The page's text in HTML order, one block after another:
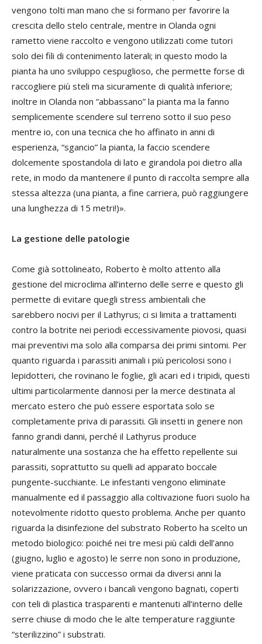
vengono tolti man mano che si formano per favorire la
crescita dello stelo centrale, mentre in Olanda ogni
rametto viene raccolto e vengono utilizzati come tutori
solo dei fili di contenimento laterali; in questo modo la
pianta ha uno sviluppo cespuglioso, che permette forse di
raccogliere più steli ma sicuramente di qualità inferiore;
inoltre in Olanda non “abbassano” la pianta ma la fanno
semplicemente scendere sul terreno sotto il suo peso
mentre io, con una tecnica che ho affinato in anni di
esperienza, “sgancio” la pianta, la faccio scendere
dolcemente spostandola di lato e girandola poi dietro alla
rete, in modo da mantenere il punto di raccolta sempre alla
stessa altezza (una pianta, a fine carriera, può raggiungere
una lunghezza di 15 metri!)».
La gestione delle patologie
Come già sottolineato, Roberto è molto attento alla
gestione del microclima all’interno delle serre e questo gli
permette di evitare quegli stress ambientali che
sarebbero nocivi per il Lathyrus; ci si limita a trattamenti
contro la botrite nei periodi eccessivamente piovosi, quasi
mai preventivi ma solo alla comparsa dei primi sintomi. Per
quanto riguarda i parassiti animali i più pericolosi sono i
lepidotteri, che rovinano le foglie, gli acari ed i tripidi, questi
ultimi particolarmente dannosi per la merce destinata al
mercato estero che può essere esportata solo se
completamente priva di parassiti. Gli insetti in genere non
fanno grandi danni, perché il Lathyrus produce
naturalmente una sostanza che ha effetto repellente sui
parassiti, soprattutto su quelli ad apparato boccale
pungente-succhiante. Le infestanti vengono eliminate
manualmente ed il passaggio alla coltivazione fuori suolo ha
notevolmente ridotto questo problema. Anche per quanto
riguarda la disinfezione del substrato Roberto ha scelto un
metodo biologico: poiché nei tre mesi più caldi dell’anno
(giugno, luglio e agosto) le serre non sono in produzione,
viene praticata con successo ormai da diversi anni la
solarizzazione, ovvero i bancali vengono bagnati, coperti
con teli di plastica trasparenti e mantenuti all’interno delle
serre chiuse di modo che le alte temperature raggiunte
“sterilizzino” i substrati.